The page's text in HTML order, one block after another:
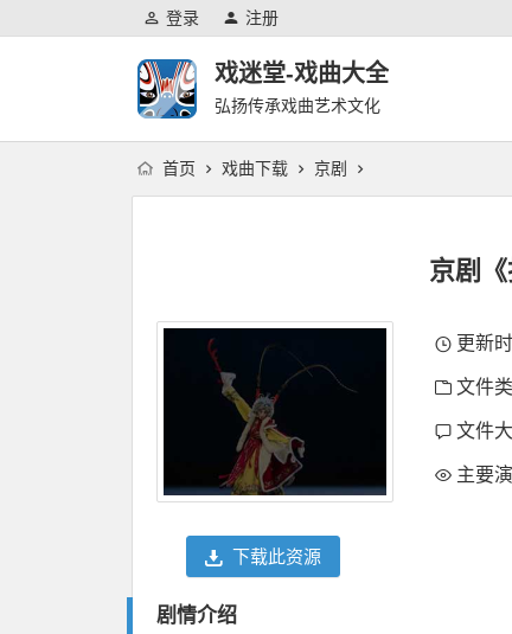
登录 注册
戏迷堂-戏曲大全
弘扬传承戏曲艺术文化
首页 戏曲下载 京剧
京剧
更新
文件
文件
主要
下载此资源
剧情介绍